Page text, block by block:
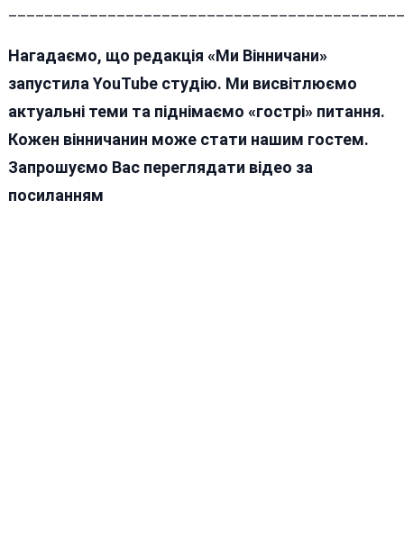
Нагадаємо, що редакція «Ми Вінничани»
запустила YouTube студію. Ми висвітлюємо
актуальні теми та піднімаємо «гострі» питання.
Кожен вінничанин може стати нашим гостем.
Запрошуємо Вас переглядати відео за
посиланням